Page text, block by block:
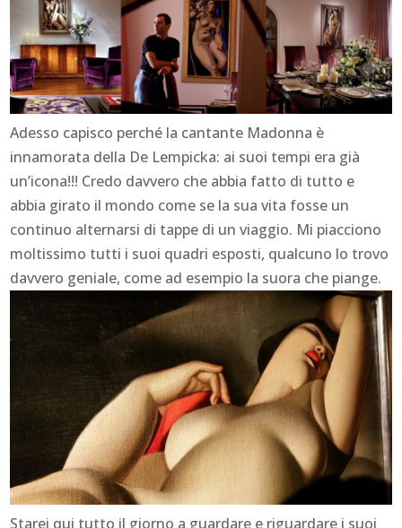
Adesso capisco perché la cantante Madonna è
innamorata della De Lempicka: ai suoi tempi era già
un’icona!!! Credo davvero che abbia fatto di tutto e
abbia girato il mondo come se la sua vita fosse un
continuo alternarsi di tappe di un viaggio. Mi piacciono
moltissimo tutti i suoi quadri esposti, qualcuno lo trovo
davvero geniale, come ad esempio la suora che piange.
Starei qui tutto il giorno a guardare e riguardare i suoi